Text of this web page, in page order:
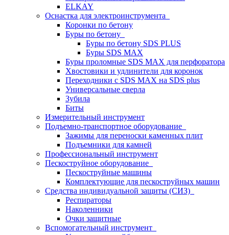
ELKAY
Оснастка для электроинструмента
Коронки по бетону
Буры по бетону
Буры по бетону SDS PLUS
Буры SDS MAX
Буры проломные SDS MAX для перфоратора
Хвостовики и удлинители для коронок
Переходники с SDS MAX на SDS plus
Универсальные сверла
Зубила
Биты
Измерительный инструмент
Подъемно-транспортное оборудование
Зажимы для переноски каменных плит
Подъемники для камней
Профессиональный инструмент
Пескоструйное оборудование
Пескоструйные машины
Комплектующие для пескоструйных машин
Средства индивидуальной защиты (СИЗ)
Респираторы
Наколенники
Очки защитные
Вспомогательный инструмент